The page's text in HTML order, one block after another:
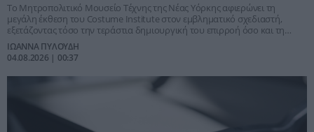
Το Μητροπολιτικό Μουσείο Τέχνης της Νέας Υόρκης αφιερώνει τη
μεγάλη έκθεση του Costume Institute στον εμβληματικό σχεδιαστή,
εξετάζοντας τόσο την τεράστια δημιουργική του επιρροή όσο και τη
σκοτεινή περίοδο που σημάδεψε την καριέρα του.
ΙΩΑΝΝΑ ΠΥΛΟΥΔΗ
04.08.2026 | 00:37